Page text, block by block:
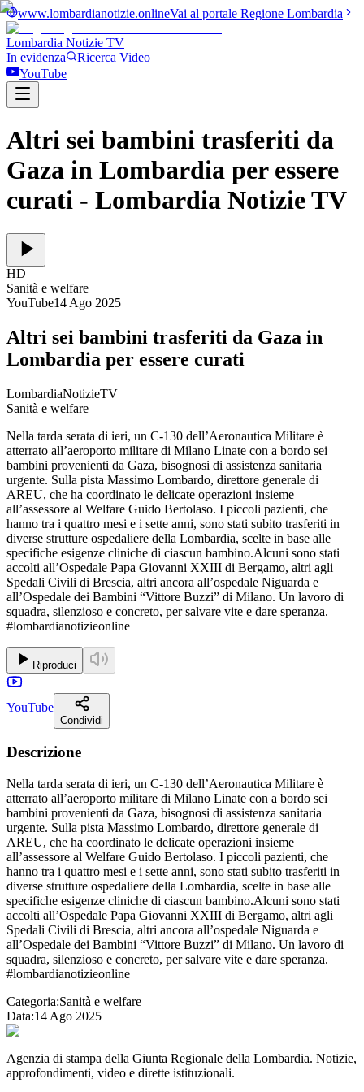
www.lombardianotizie.onlineVai al portale Regione Lombardia
Lombardia Notizie TV
In evidenza
Ricerca Video
YouTube
Altri sei bambini trasferiti da
Gaza in Lombardia per essere
curati - Lombardia Notizie TV
HD
Sanità e welfare
YouTube14 Ago 2025
Altri sei bambini trasferiti da Gaza in
Lombardia per essere curati
LombardiaNotizieTV
Sanità e welfare
Nella tarda serata di ieri, un C-130 dell’Aeronautica Militare è
atterrato all’aeroporto militare di Milano Linate con a bordo sei
bambini provenienti da Gaza, bisognosi di assistenza sanitaria
urgente. Sulla pista Massimo Lombardo, direttore generale di
AREU, che ha coordinato le delicate operazioni insieme
all’assessore al Welfare Guido Bertolaso. I piccoli pazienti, che
hanno tra i quattro mesi e i sette anni, sono stati subito trasferiti in
diverse strutture ospedaliere della Lombardia, scelte in base alle
specifiche esigenze cliniche di ciascun bambino.Alcuni sono stati
accolti all’Ospedale Papa Giovanni XXIII di Bergamo, altri agli
Spedali Civili di Brescia, altri ancora all’ospedale Niguarda e
all’Ospedale dei Bambini “Vittore Buzzi” di Milano. Un lavoro di
squadra, silenzioso e concreto, per salvare vite e dare speranza.
#lombardianotizieonline
Riproduci
YouTube
Condividi
Descrizione
Nella tarda serata di ieri, un C-130 dell’Aeronautica Militare è
atterrato all’aeroporto militare di Milano Linate con a bordo sei
bambini provenienti da Gaza, bisognosi di assistenza sanitaria
urgente. Sulla pista Massimo Lombardo, direttore generale di
AREU, che ha coordinato le delicate operazioni insieme
all’assessore al Welfare Guido Bertolaso. I piccoli pazienti, che
hanno tra i quattro mesi e i sette anni, sono stati subito trasferiti in
diverse strutture ospedaliere della Lombardia, scelte in base alle
specifiche esigenze cliniche di ciascun bambino.Alcuni sono stati
accolti all’Ospedale Papa Giovanni XXIII di Bergamo, altri agli
Spedali Civili di Brescia, altri ancora all’ospedale Niguarda e
all’Ospedale dei Bambini “Vittore Buzzi” di Milano. Un lavoro di
squadra, silenzioso e concreto, per salvare vite e dare speranza.
#lombardianotizieonline
Categoria:Sanità e welfare
Data:14 Ago 2025
Agenzia di stampa della Giunta Regionale della Lombardia. Notizie,
approfondimenti, video e dirette istituzionali.